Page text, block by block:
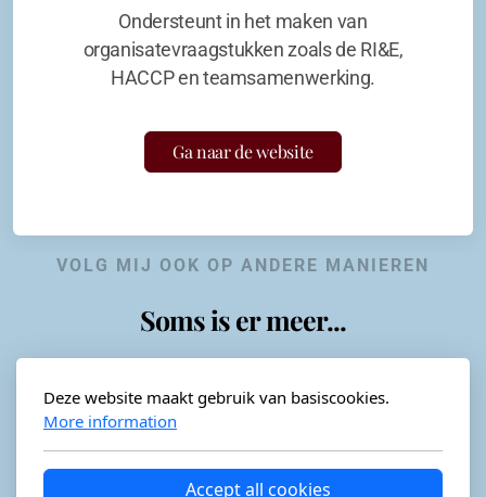
Ondersteunt in het maken van
organisatevraagstukken zoals de RI&E,
HACCP en teamsamenwerking.
Ga naar de website
VOLG MIJ OOK OP ANDERE MANIEREN
Soms is er meer...
Horeca-advies
Deze website maakt gebruik van basiscookies.
More information
Accept all cookies